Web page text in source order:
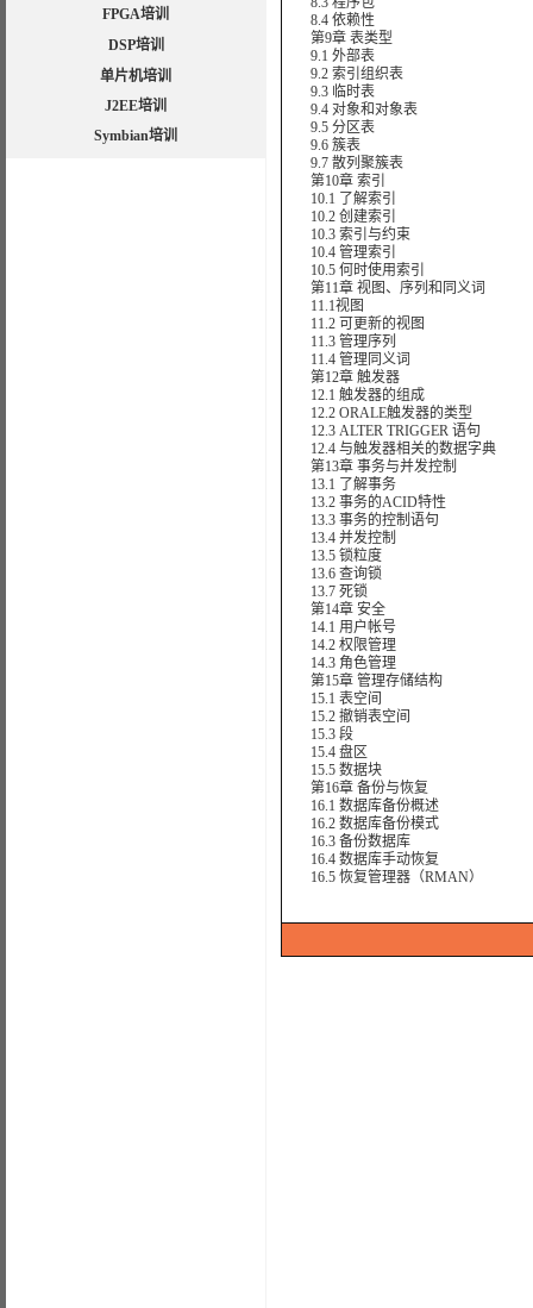
FPGA培训
DSP培训
单片机培训
J2EE培训
Symbian培训
8.4 依赖性
第9章 表类型
9.1 外部表
9.2 索引组织表
9.3 临时表
9.4 对象和对象表
9.5 分区表
9.6 簇表
9.7 散列聚簇表
第10章 索引
10.1 了解索引
10.2 创建索引
10.3 索引与约束
10.4 管理索引
10.5 何时使用索引
第11章 视图、序列和同义词
11.1视图
11.2 可更新的视图
11.3 管理序列
11.4 管理同义词
第12章 触发器
12.1 触发器的组成
12.2 ORALE触发器的类型
12.3 ALTER TRIGGER 语句
12.4 与触发器相关的数据字典
第13章 事务与并发控制
13.1 了解事务
13.2 事务的ACID特性
13.3 事务的控制语句
13.4 并发控制
13.5 锁粒度
13.6 查询锁
13.7 死锁
第14章 安全
14.1 用户帐号
14.2 权限管理
14.3 角色管理
第15章 管理存储结构
15.1 表空间
15.2 撤销表空间
15.3 段
15.4 盘区
15.5 数据块
第16章 备份与恢复
16.1 数据库备份概述
16.2 数据库备份模式
16.3 备份数据库
16.4 数据库手动恢复
16.5 恢复管理器（RMAN）